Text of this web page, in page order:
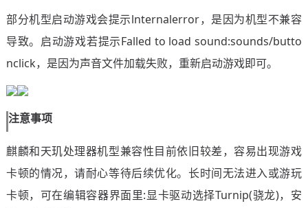
部分机型启动游戏会提示lnternalerror，是因为机型不兼容
导致。启动游戏若提示Falled to load sound:sounds/butto
nclick，是因为声音文件加载失败，重新启动游戏即可。
注意事项
麒麟和天玑处理器机型兼容性目前依旧较差，容易出现游戏
卡顿的情况，请耐心等待后续优化。长时间无法进入或游玩
卡顿，可在编辑容器界面里:显卡驱动选择Turnip(骁龙)，安